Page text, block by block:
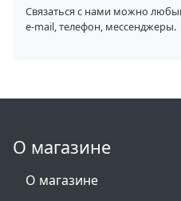
Связаться с нами можно
e-mail, телефон, мессенджеры.
О магазине
О магазине